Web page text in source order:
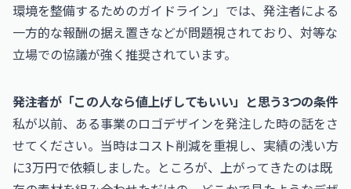
環境を整備するためのガイドライン」 では、発注者による
一方的な報酬の据え置きなどが問題視されており、対等な
立場での協議が強く推奨されています。
発注者が「この人なら値上げしてもいい」と思う3つの条件
私が以前、ある事業のロゴデザインを発注した時の話をさ
せてください。当時はコスト削減を重視し、実績の浅い方
に3万円で依頼しました。ところが、上がってきたのは既